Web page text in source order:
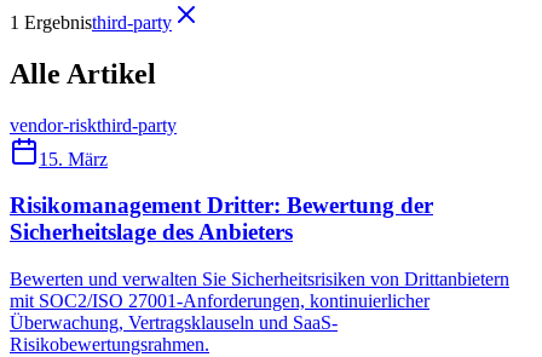
1 Ergebnisthird-party
Alle Artikel
vendor-riskthird-party
15. März
Risikomanagement Dritter: Bewertung der
Sicherheitslage des Anbieters
Bewerten und verwalten Sie Sicherheitsrisiken von Drittanbietern
mit SOC2/ISO 27001-Anforderungen, kontinuierlicher
Überwachung, Vertragsklauseln und SaaS-
Risikobewertungsrahmen.